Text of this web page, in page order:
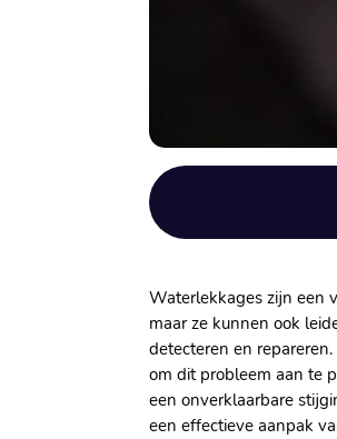
Waterlekkages zijn een
maar ze kunnen ook
detecteren en
om dit probleem aan te
een onverklaarbare
een effectieve aanpak